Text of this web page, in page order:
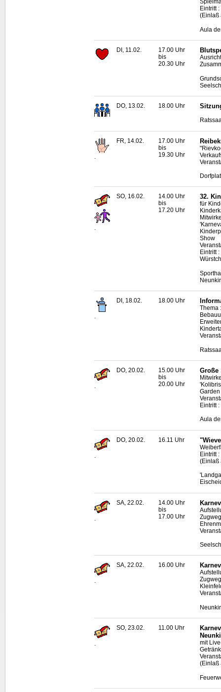
Eintritt
(Einlaß
Aula
DI, 11.02.
17.00 Uhr
bis
20.30 Uhr
DO, 13.02. 18.00 Uhr
FR, 14.02.
17.00 Uhr
bis
19.30 Uhr
.
SO, 16.02.
14.00 Uhr
bis
17.20 Uhr
32.
für
Show
Eintritt
.
DI, 18.02. 18.00 Uhr
Thema
.
DO, 20.02.
15.00 Uhr
bis
20.00 Uhr
Große
Eintritt
Aula
.
DO, 20.02. 16.11 Uhr
Eintritt
(Einlaß
SA, 22.02.
14.00 Uhr
bis
17.00 Uhr
.
SA, 22.02. 16.00 Uhr
.
SO, 23.02. 11.00 Uhr
mit Live
(Einlaß